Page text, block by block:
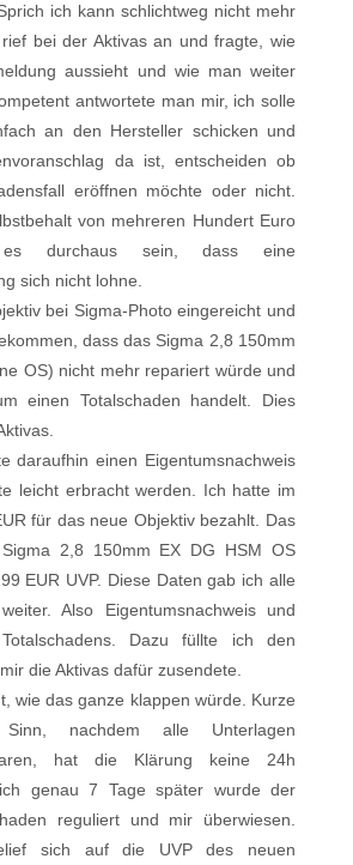
ich kann schlichtweg nicht mehr
bei der Aktivas an und fragte, wie
aussieht und wie man weiter
antwortete man mir, ich solle
an den Hersteller schicken und
da ist, entscheiden ob
eröffnen möchte oder nicht.
von mehreren Hundert Euro
durchaus sein, dass eine
sich nicht lohne.
bei Sigma-Photo eingereicht und
dass das Sigma 2,8 150mm
OS) nicht mehr repariert würde und
einen Totalschaden handelt. Dies
daraufhin einen Eigentumsnachweis
leicht erbracht werden. Ich hatte im
für das neue Objektiv bezahlt. Das
2,8 150mm EX DG HSM OS
EUR UVP. Diese Daten gab ich alle
Also Eigentumsnachweis und
Dazu füllte ich den
die Aktivas dafür zusendete.
wie das ganze klappen würde. Kurze
nachdem alle Unterlagen
hat die Klärung keine 24h
genau 7 Tage später wurde der
reguliert und mir überwiesen.
sich auf die UVP des neuen